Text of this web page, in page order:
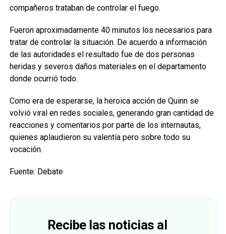
compañeros trataban de controlar el fuego.
Fueron aproximadamente 40 minutos los necesarios para
tratar de controlar la situación. De acuerdo a información
de las autoridades el resultado fue de dos personas
heridas y severos daños materiales en el departamento
donde ocurrió todo.
Como era de esperarse, la heroica acción de Quinn se
volvió viral en redes sociales, generando gran cantidad de
reacciones y comentarios por parte de los internautas,
quienes aplaudieron su valentía pero sobre todo su
vocación.
Fuente: Debate
Recibe las noticias al